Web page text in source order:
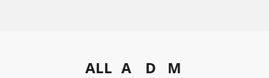
ALL A D M